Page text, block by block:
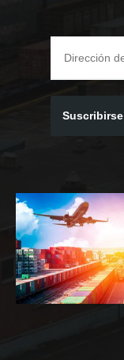
Suscribirse